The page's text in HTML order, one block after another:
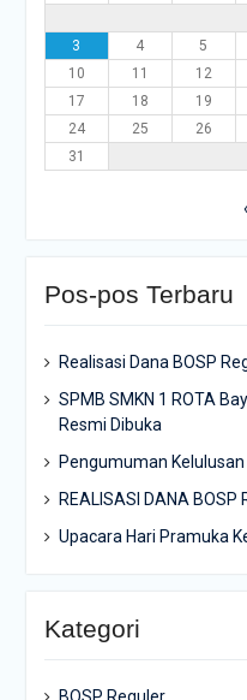
3
4 5
10
11 12
17
18 19
24
25 26
31
Pos-pos Terbaru
Realisasi Dana BOSP
SPMB SMKN 1 ROTA
Resmi Dibuka
Pengumuman
REALISASI DANA BOSP
Upacara Hari Pramuka
Kategori